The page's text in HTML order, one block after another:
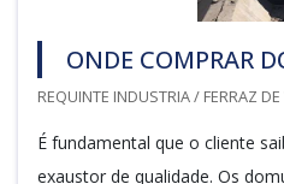
ONDE COMPRAR
REQUINTE INDUSTRIA / FERRAZ
É fundamental que o cliente
exaustor de qualidade. Os